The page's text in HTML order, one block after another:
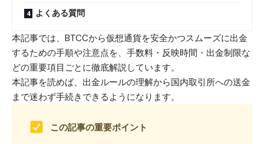
よくある質問
本記事では、BTCCから仮想通貨を安全かつスムーズに出金
するための手順や注意点を、手数料・反映時間・出金制限な
どの重要項目ごとに徹底解説しています。
本記事を読めば、出金ルールの理解から国内取引所への送金
まで迷わず手続きできるようになります。
この記事の重要ポイント